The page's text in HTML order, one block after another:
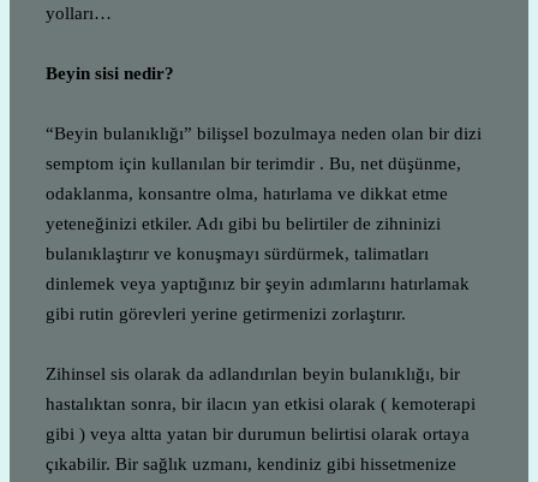
yolları…
Beyin sisi nedir?
“Beyin bulanıklığı” bilişsel bozulmaya neden olan bir dizi
semptom için kullanılan bir terimdir . Bu, net düşünme,
odaklanma, konsantre olma, hatırlama ve dikkat etme
yeteneğinizi etkiler. Adı gibi bu belirtiler de zihninizi
bulanıklaştırır ve konuşmayı sürdürmek, talimatları
dinlemek veya yaptığınız bir şeyin adımlarını hatırlamak
gibi rutin görevleri yerine getirmenizi zorlaştırır.
Zihinsel sis olarak da adlandırılan beyin bulanıklığı, bir
hastalıktan sonra, bir ilacın yan etkisi olarak ( kemoterapi
gibi ) veya altta yatan bir durumun belirtisi olarak ortaya
çıkabilir. Bir sağlık uzmanı, kendiniz gibi hissetmenize